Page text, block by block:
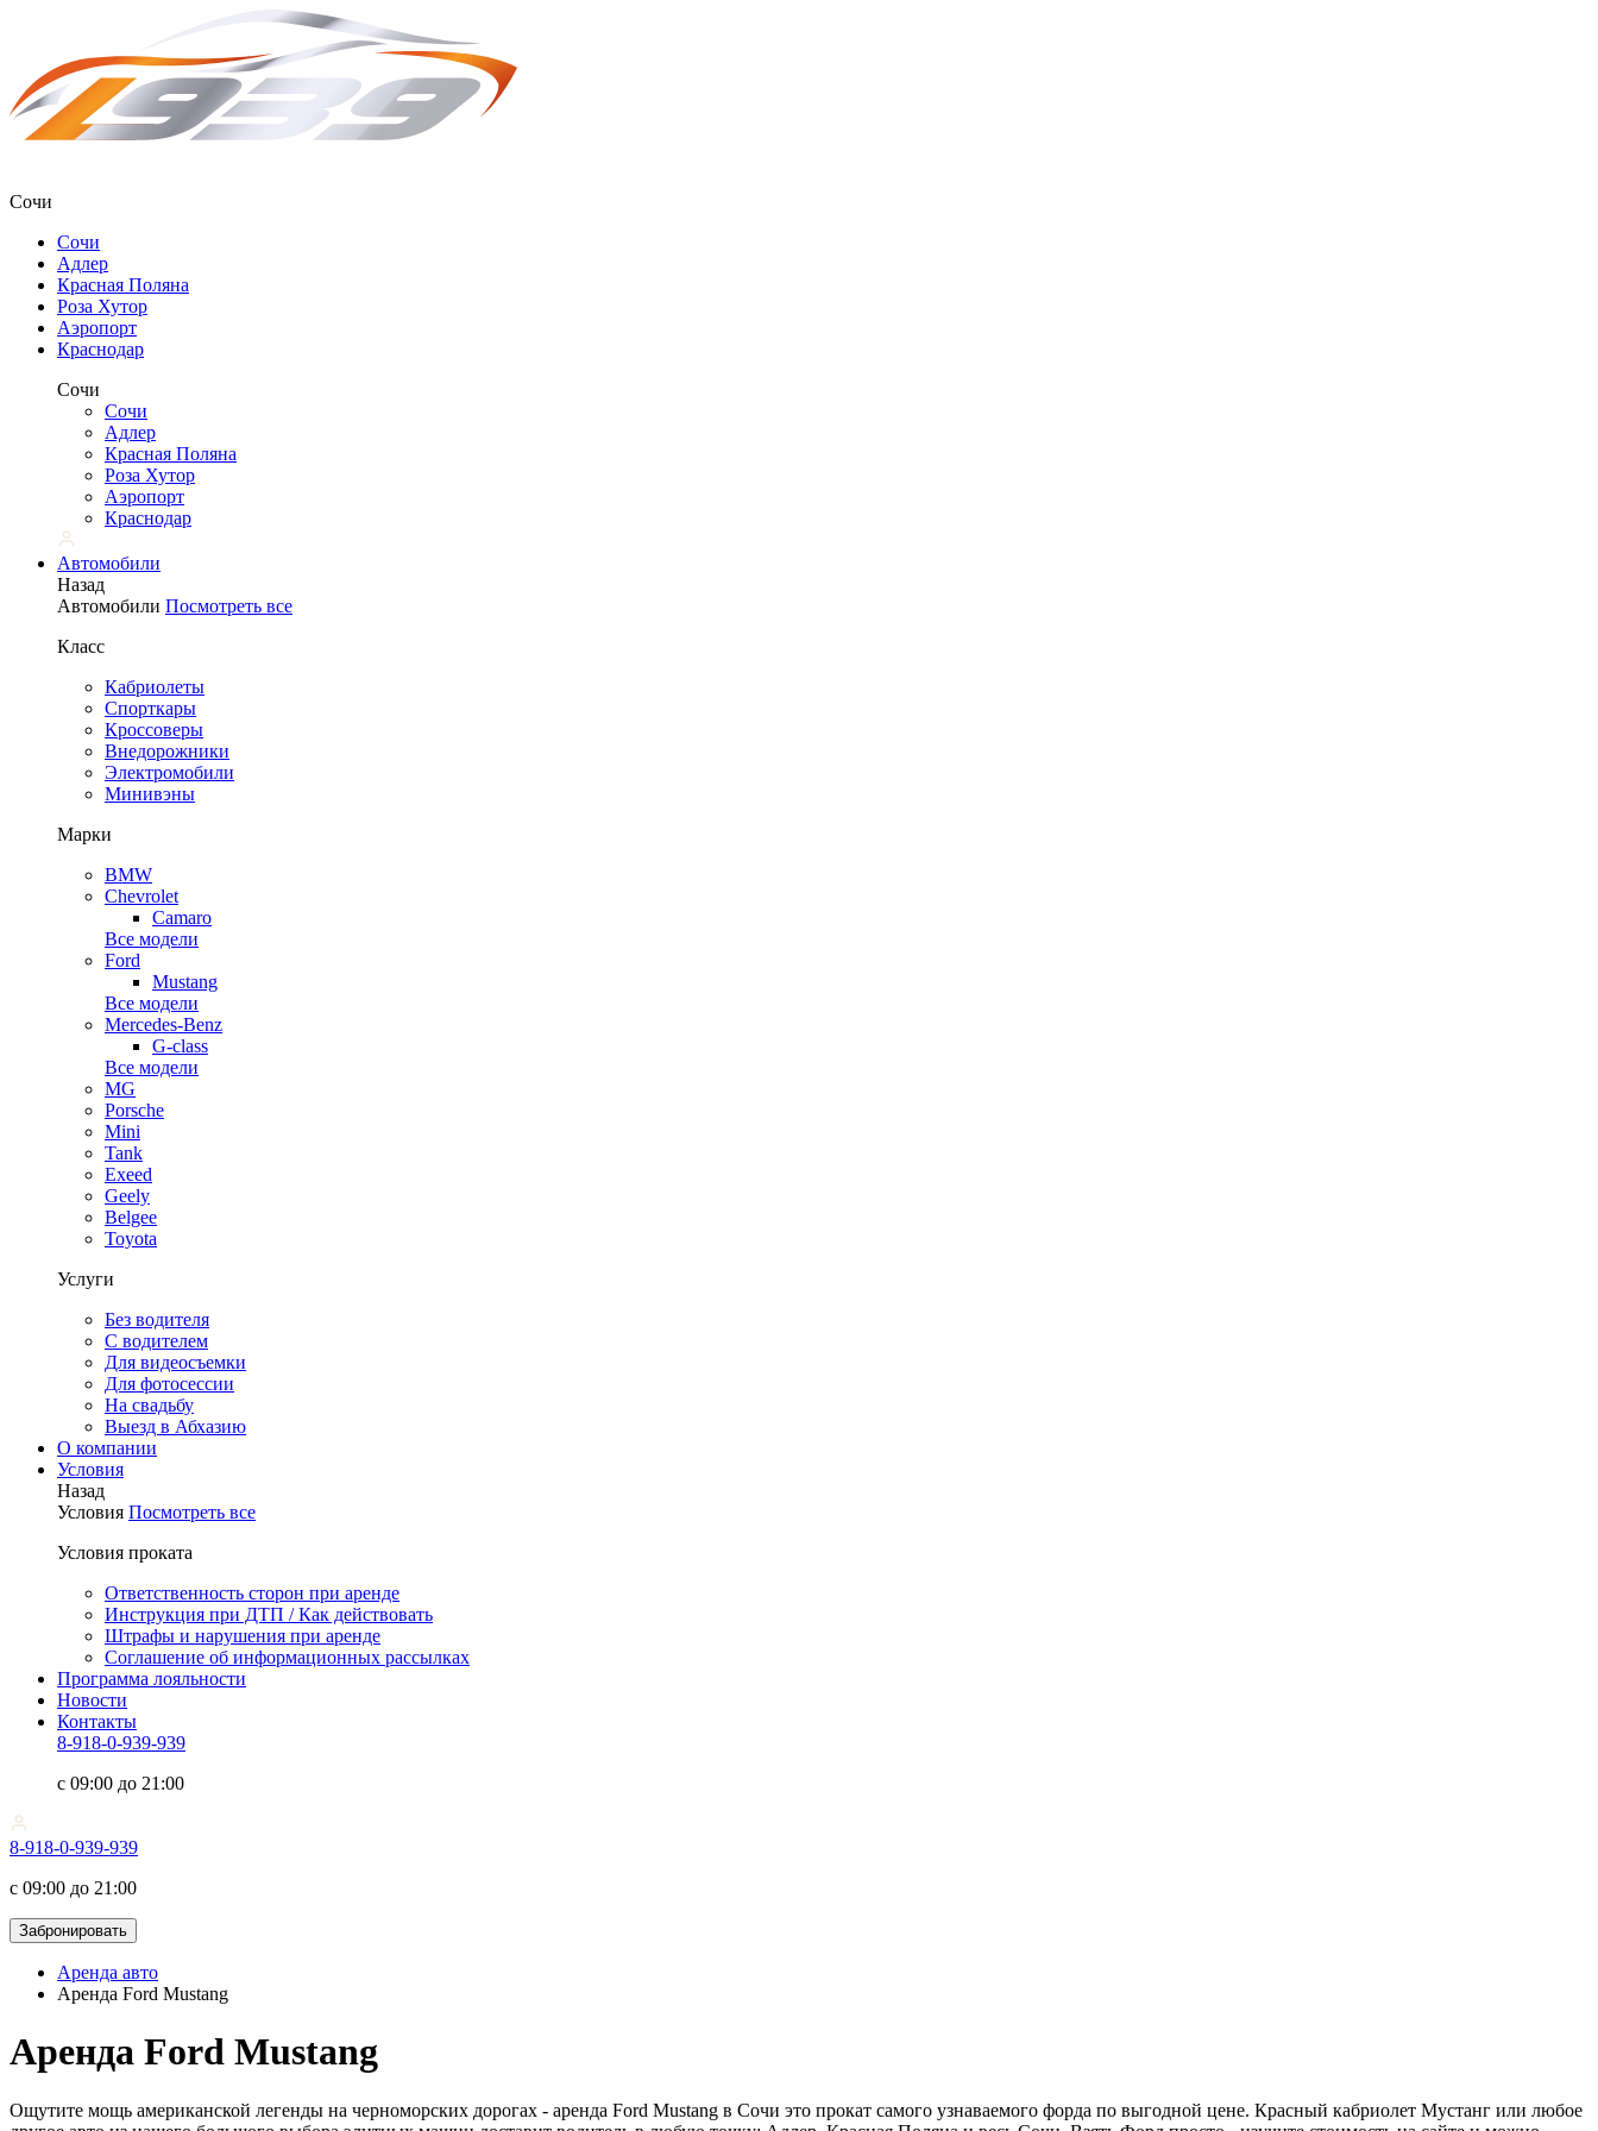
Сочи
Сочи
Адлер
Красная Поляна
Роза Хутор
Аэропорт
Краснодар
Сочи
Сочи
Адлер
Красная Поляна
Роза Хутор
Аэропорт
Краснодар
Автомобили
Назад
Автомобили Посмотреть все
Класс
Кабриолеты
Спорткары
Кроссоверы
Внедорожники
Электромобили
Минивэны
Марки
BMW
Chevrolet
Camaro
Все модели
Ford
Mustang
Все модели
Mercedes-Benz
G-class
Все модели
MG
Porsche
Mini
Tank
Exeed
Geely
Belgee
Toyota
Услуги
Без водителя
С водителем
Для видеосъемки
Для фотосессии
На свадьбу
Выезд в Абхазию
О компании
Условия
Назад
Условия Посмотреть все
Условия проката
Ответственность сторон при аренде
Инструкция при ДТП / Как действовать
Штрафы и нарушения при аренде
Соглашение об информационных рассылках
Программа лояльности
Новости
Контакты
8-918-0-939-939
с 09:00 до 21:00
8-918-0-939-939
с 09:00 до 21:00
Забронировать
Аренда авто
Аренда Ford Mustang
Аренда Ford Mustang
Ощутите мощь американской легенды на черноморских дорогах - аренда Ford Mustang в Сочи это прокат самого узнаваемого форда по выгодной цене. Красный кабриолет Мустанг или любое